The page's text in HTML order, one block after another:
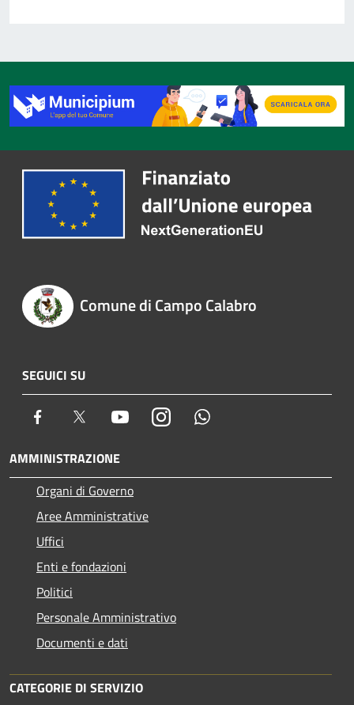
Comune di Campo Calabro
SEGUICI SU
Facebook Twitter YoutubeInstagram
AMMINISTRAZIONE
Organi di Governo
Aree Amministrative
Uffici
Enti e fondazioni
Politici
Personale Amministrativo
Documenti e dati
CATEGORIE DI SERVIZIO